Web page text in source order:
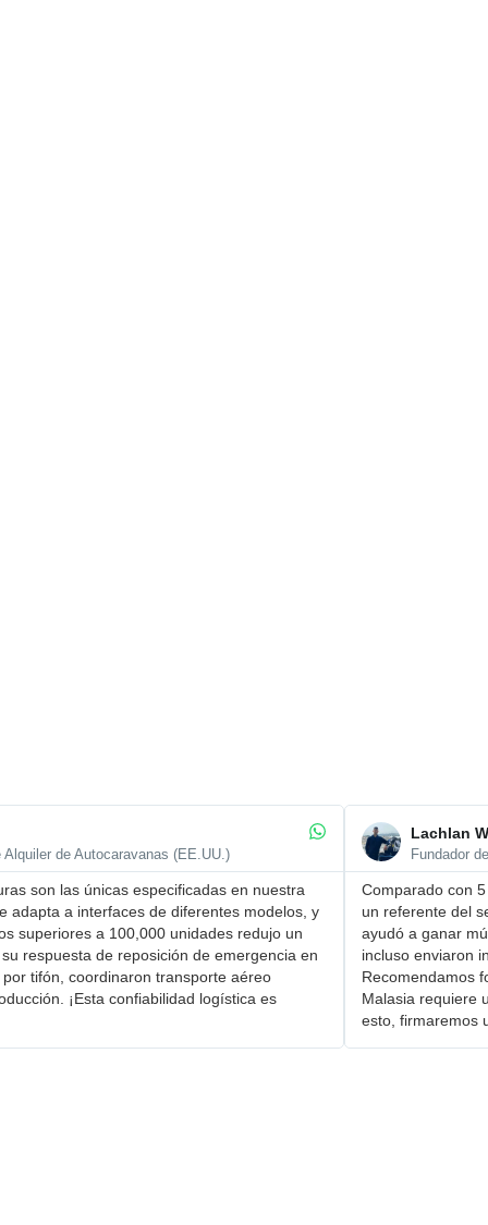
de Autocaravanas (EE.UU.)
son ​las únicas especificadas en nuestra
adapta a interfaces de diferentes modelos, y
superiores a 100,000 unidades redujo un
​respuesta de reposición de emergencia en
tifón, coordinaron transporte aéreo
¡Esta confiabilidad logística es
Lachlan
Fundador
Comparado con
un referente del
ayudó a ganar
incluso enviaron
Recomendamos
Malasia requiere
esto, firmaremos